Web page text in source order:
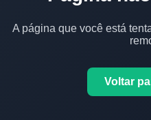
A página que você está
Voltar